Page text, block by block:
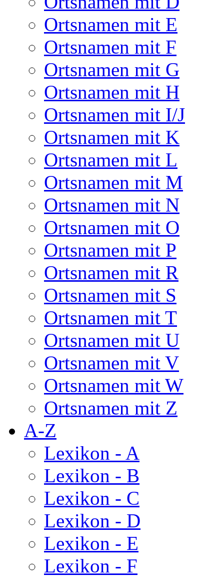
Ortsnamen mit E
Ortsnamen mit F
Ortsnamen mit G
Ortsnamen mit H
Ortsnamen mit I/J
Ortsnamen mit K
Ortsnamen mit L
Ortsnamen mit M
Ortsnamen mit N
Ortsnamen mit O
Ortsnamen mit P
Ortsnamen mit R
Ortsnamen mit S
Ortsnamen mit T
Ortsnamen mit U
Ortsnamen mit V
Ortsnamen mit W
Ortsnamen mit Z
A-Z
Lexikon - A
Lexikon - B
Lexikon - C
Lexikon - D
Lexikon - E
Lexikon - F